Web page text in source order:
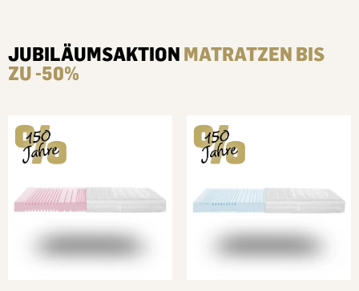
JUBILÄUMSAKTION MATRATZEN BIS
ZU -50%